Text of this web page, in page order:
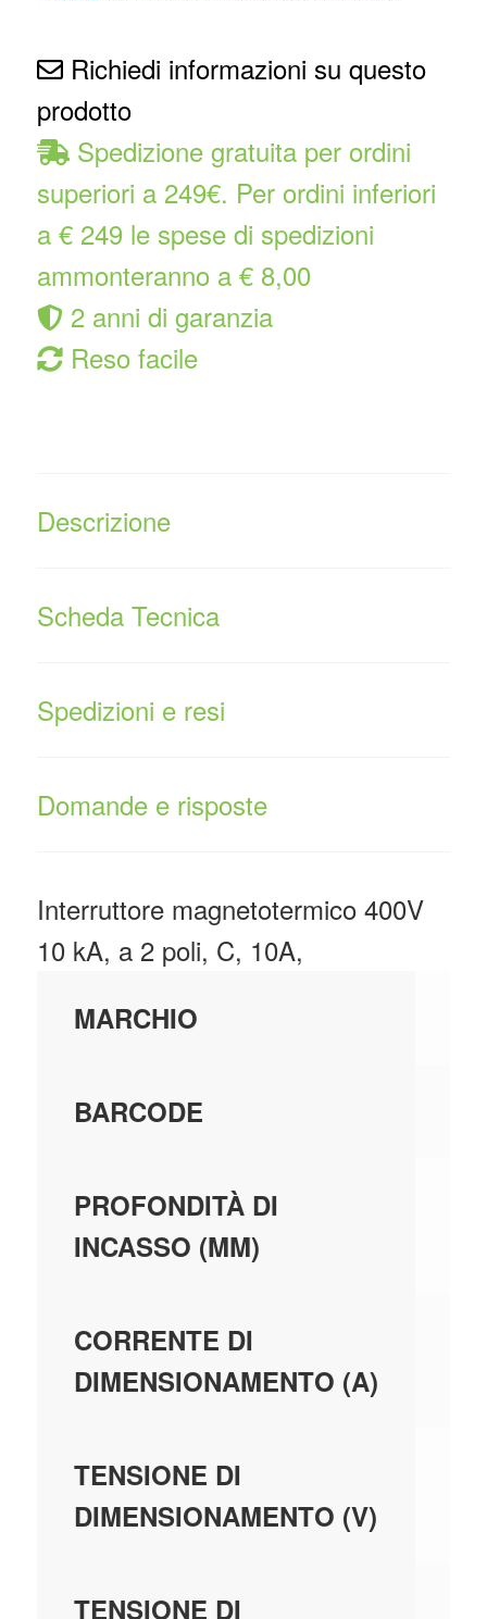
Richiedi informazioni su questo
prodotto
Spedizione gratuita per ordini
superiori a 249€. Per ordini inferiori
a € 249 le spese di spedizioni
ammonteranno a € 8,00
2 anni di garanzia
Reso facile
Descrizione
Scheda Tecnica
Spedizioni e resi
Domande e risposte
Interruttore magnetotermico 400V
10 kA, a 2 poli, C, 10A,
MARCHIO
BARCODE
PROFONDITÀ DI
INCASSO (MM)
CORRENTE DI
DIMENSIONAMENTO (A)
TENSIONE DI
DIMENSIONAMENTO (V)
TENSIONE DI